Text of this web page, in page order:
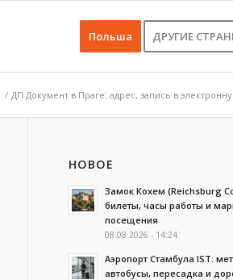
Польша ДРУГИЕ
/ ДП Документ в Праге: адрес, запись в
НОВОЕ
Замок Кохем (Reichsburg
билеты, часы работы и
посещения
08.08.2026 - 14:24
Аэропорт Стамбула IST:
автобусы, пересадка и